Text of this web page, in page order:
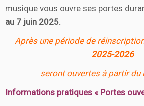
musique vous ouvre ses portes
au 7 juin 2025.
Après une période de
2025-2026
seront ouvertes à partir du
Informations pratiques « Portes